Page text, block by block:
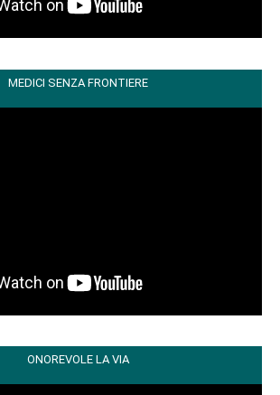
MEDICI SENZA FRONTIERE
ONOREVOLE LA VIA